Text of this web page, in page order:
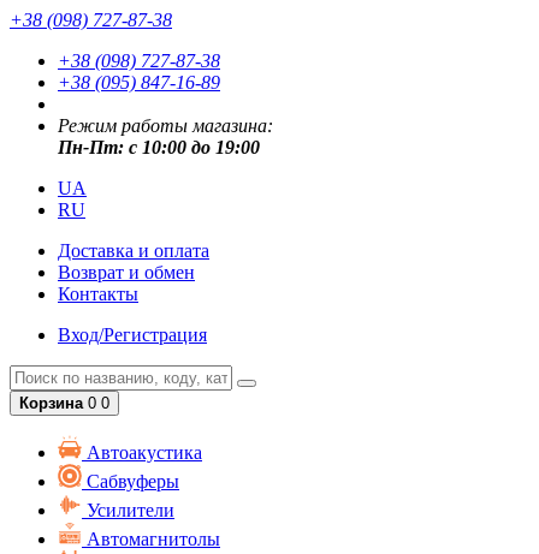
+38 (098) 727-87-38
+38 (098) 727-87-38
+38 (095) 847-16-89
Режим работы магазина:
Пн-Пт: с 10:00 до 19:00
UA
RU
Доставка и оплата
Возврат и обмен
Контакты
Вход/Регистрация
Корзина 0 0
Автоакустика
Сабвуферы
Усилители
Автомагнитолы